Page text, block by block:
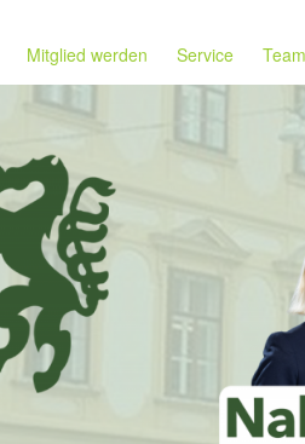
Mitglied werden Service